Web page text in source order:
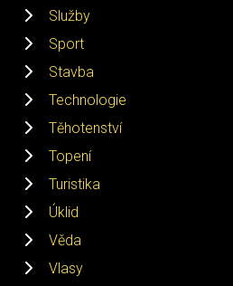
Služby
Sport
Stavba
Technologie
Těhotenství
Topení
Turistika
Úklid
Věda
Vlasy